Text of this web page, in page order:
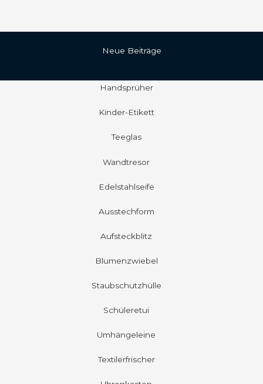
Neue Beiträge
Handsprüher
Kinder-Etikett
Teeglas
Wandtresor
Edelstahlseife
Ausstechform
Aufsteckblitz
Blumenzwiebel
Staubschutzhülle
Schüleretui
Umhängeleine
Textilerfrischer